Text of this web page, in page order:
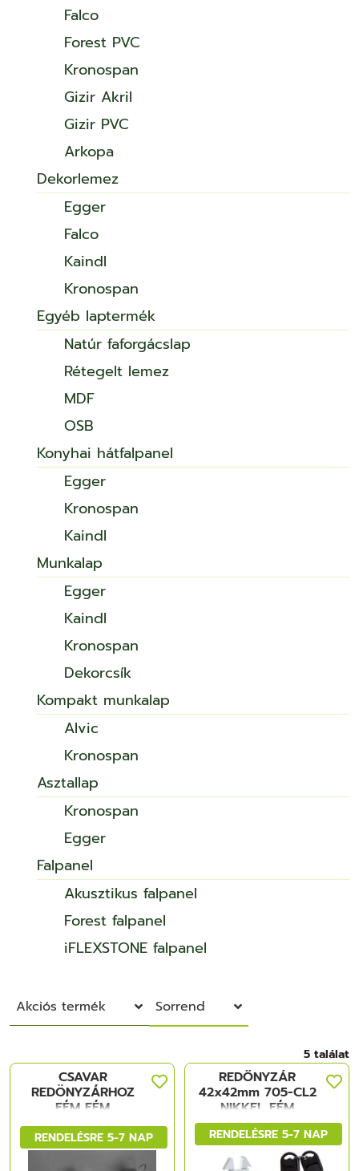
Falco
Forest PVC
Kronospan
Gizir Akril
Gizir PVC
Arkopa
Dekorlemez
Egger
Falco
Kaindl
Kronospan
Egyéb laptermék
Natúr faforgácslap
Rétegelt lemez
MDF
OSB
Konyhai hátfalpanel
Egger
Kronospan
Kaindl
Munkalap
Egger
Kaindl
Kronospan
Dekorcsík
Kompakt munkalap
Alvic
Kronospan
Asztallap
Kronospan
Egger
Falpanel
Akusztikus falpanel
Forest falpanel
iFLEXSTONE falpanel
Akciós termék Sorrend
5 találat
RENDELÉSRE 5-7 NAP
CSAVAR
REDÖNYZÁRHOZ
FÉM FÉM
RENDELÉSRE 5-7 NAP
REDŐNYZÁR
42x42mm 705-CL2
NIKKEL FÉM